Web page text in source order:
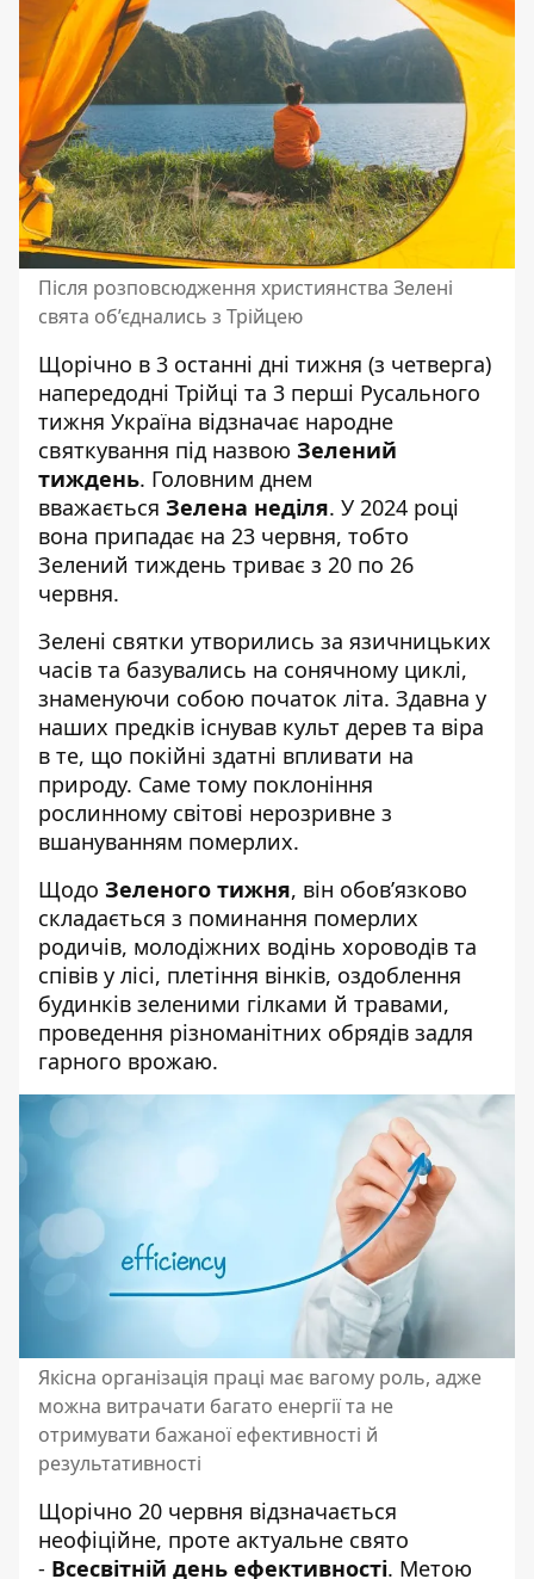
Після розповсюдження християнства Зелені
свята об’єднались з Трійцею
Щорічно в 3 останні дні тижня (з четверга)
напередодні Трійці та 3 перші Русального
тижня Україна відзначає народне
святкування під назвою Зелений
тиждень. Головним днем
вважається Зелена неділя. У 2024 році
вона припадає на 23 червня, тобто
Зелений тиждень триває з 20 по 26
червня.
Зелені святки утворились за язичницьких
часів та базувались на сонячному циклі,
знаменуючи собою початок літа. Здавна у
наших предків існував культ дерев та віра
в те, що покійні здатні впливати на
природу. Саме тому поклоніння
рослинному світові нерозривне з
вшануванням померлих.
Щодо Зеленого тижня, він обов’язково
складається з поминання померлих
родичів, молодіжних водінь хороводів та
співів у лісі, плетіння вінків, оздоблення
будинків зеленими гілками й травами,
проведення різноманітних обрядів задля
гарного врожаю.
Якісна організація праці має вагому роль, адже
можна витрачати багато енергії та не
отримувати бажаної ефективності й
результативності
Щорічно 20 червня відзначається
неофіційне, проте актуальне свято
- Всесвітній день ефективності. Метою